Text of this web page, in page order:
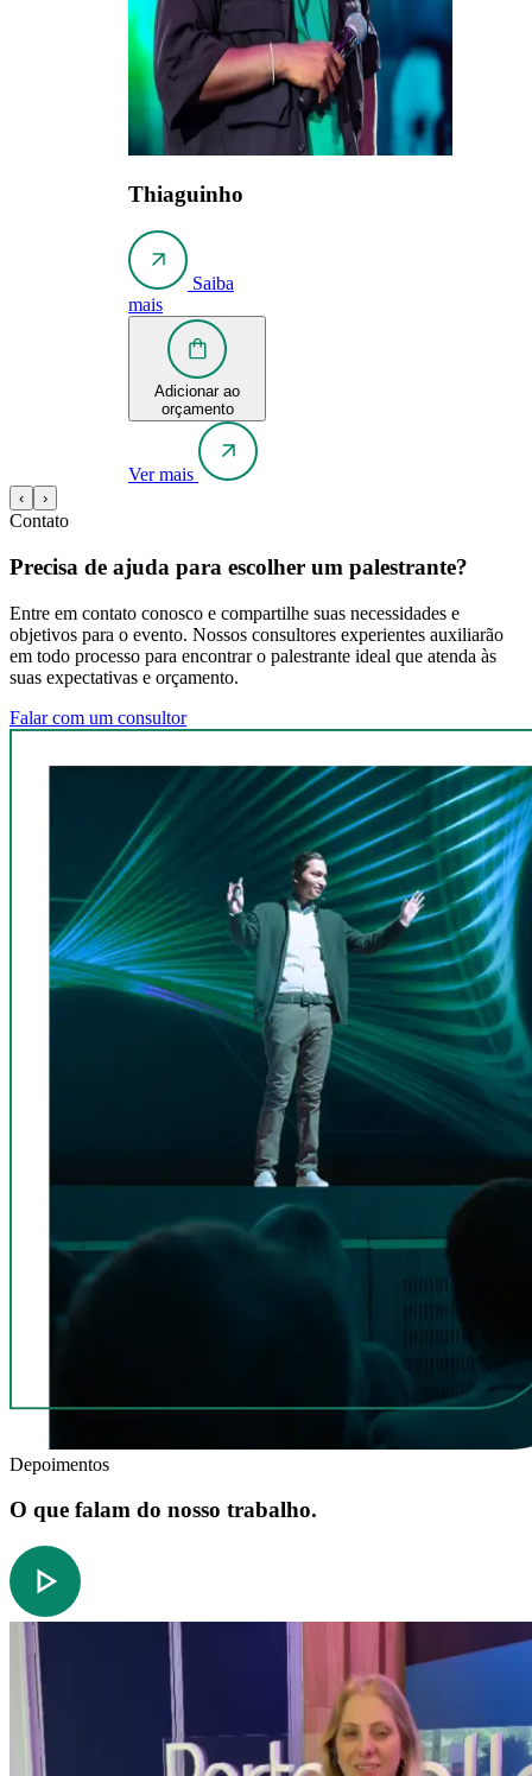
Thiaguinho
Saiba
mais
Adicionar ao
orçamento
Ver mais
‹ ›
Contato
Precisa de ajuda para escolher um palestrante?
Entre em contato conosco e compartilhe suas necessidades e
objetivos para o evento. Nossos consultores experientes auxiliarão
em todo processo para encontrar o palestrante ideal que atenda às
suas expectativas e orçamento.
Falar com um consultor
Depoimentos
O que falam do nosso trabalho.